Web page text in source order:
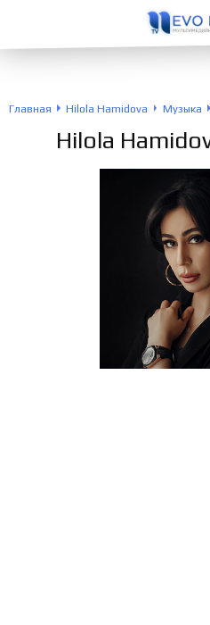
Главная Hilola Hamidova Музыка
Hilola